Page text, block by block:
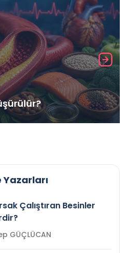
Yazarları
Çalıştıran Besinler
Zeynep GÜÇLÜCAN